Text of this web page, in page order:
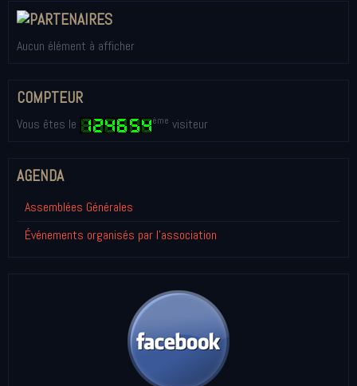
Aucun élément à afficher
COMPTEUR
Vous êtes le ème visiteur
AGENDA
Assemblées Générales
Événements organisés par l'association